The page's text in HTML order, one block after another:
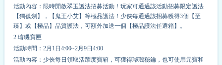
活動內容：限時開啟翠玉護法招募活動！玩家可通過該活動招募限定護法
【獨孤劍】，【鬼王小艾】等極品護法！少俠每通過該招募獲得3個【至
臻】或【極品】品質護法，可額外加送一個【極品護法任選箱】。
2.璿璣寶匣
活動時間：2月1日4:00~2月9日4:00
活動內容：少俠每日領取活躍度寶箱，可獲得璿璣秘鑰，也可使用元寶和